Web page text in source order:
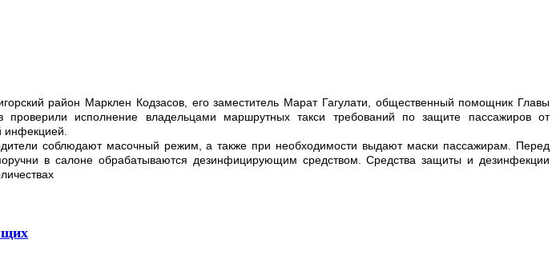
район Марклен Кодзасов, его заместитель Марат Гагулати, общественный помощник Главы
исполнение владельцами маршрутных такси требований по защите пассажиров от
инфекцией.
соблюдают масочный режим, а также при необходимости выдают маски пассажирам. Перед
в салоне обрабатываются дезинфицирующим средством. Средства защиты и дезинфекции